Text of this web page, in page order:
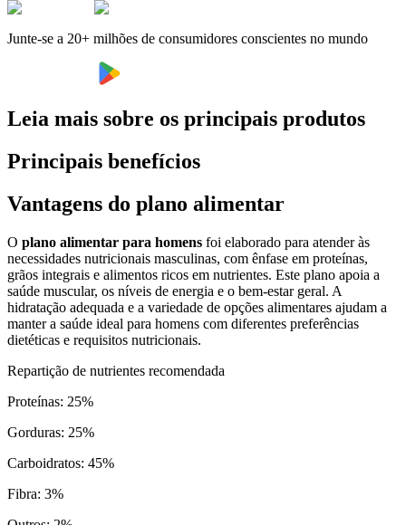
Junte-se a 20+ milhões de consumidores conscientes no mundo
Leia mais sobre os principais produtos
Principais benefícios
Vantagens do plano alimentar
O plano alimentar para homens foi elaborado para atender às
necessidades nutricionais masculinas, com ênfase em proteínas,
grãos integrais e alimentos ricos em nutrientes. Este plano apoia a
saúde muscular, os níveis de energia e o bem-estar geral. A
hidratação adequada e a variedade de opções alimentares ajudam a
manter a saúde ideal para homens com diferentes preferências
dietéticas e requisitos nutricionais.
Repartição de nutrientes recomendada
Proteínas: 25%
Gorduras: 25%
Carboidratos: 45%
Fibra: 3%